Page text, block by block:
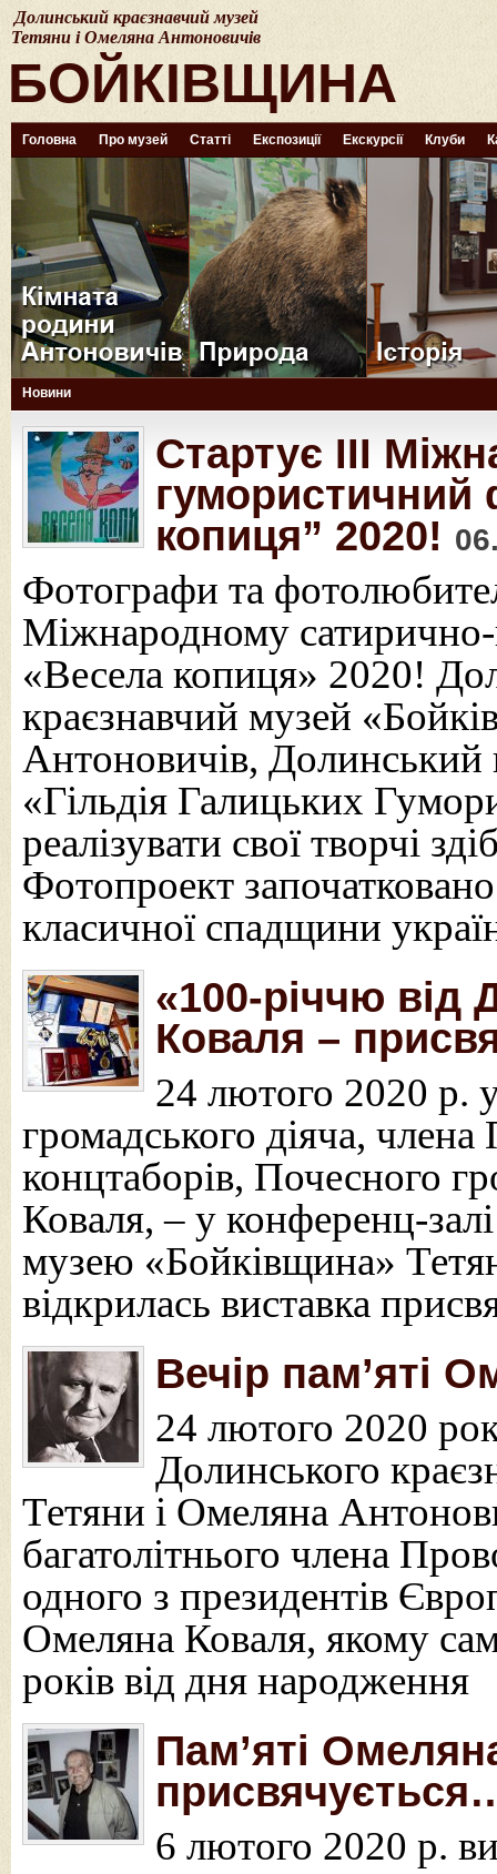
Долинський краєзнавчий музей
Тетяни і Омеляна Антоновичів
БОЙКІВЩИНА
Головна Про музей Статті Експозиції Екскурсії Клуби
Новини
Стартує ІІІ
гумористичний
копиця” 2020!
Фотографи та
Міжнародному
«Весела копиця» 2020!
краєзнавчий музей
Антоновичів,
«Гільдія Галицьких
реалізувати свої творчі
Фотопроект
класичної спадщини
«100-річчю
Коваля –
24 лютого 2020 р.
громадського діяча,
концтаборів, Почесного
Коваля, – у конференц-
музею «Бойківщина»
відкрилась виставка
Вечір пам’яті
24 лютого 2020
Долинського
Тетяни і Омеляна
багатолітнього члена
одного з президентів
Омеляна Коваля, якому
років від дня народження
Пам’яті
6 лютого 2020 р.